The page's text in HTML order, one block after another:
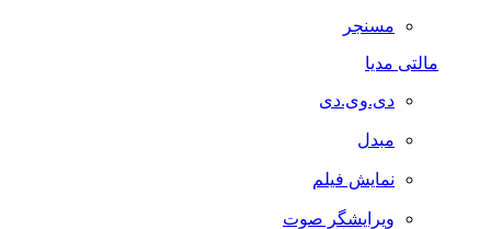
مسنجر
مالتی مدیا
دی.وی.دی
مبدل
نمایش فیلم
ویرایشگر صوت